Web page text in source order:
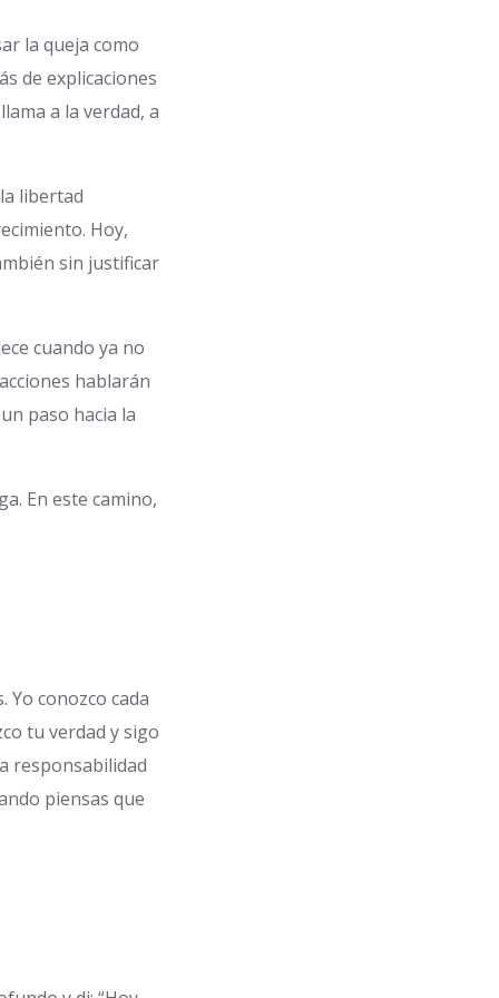
la queja como
de explicaciones
a la verdad, a
libertad
Hoy,
sin justificar
cuando ya no
hablarán
paso hacia la
En este camino,
Yo conozco cada
tu verdad y sigo
responsabilidad
piensas que